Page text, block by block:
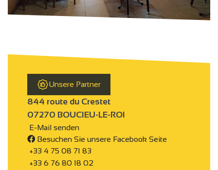
Unsere Partner
844 route du Crestet
07270 BOUCIEU-LE-ROI
E-Mail senden
Besuchen Sie unsere Facebook Seite
+33 4 75 08 71 83
+33 6 76 80 18 02